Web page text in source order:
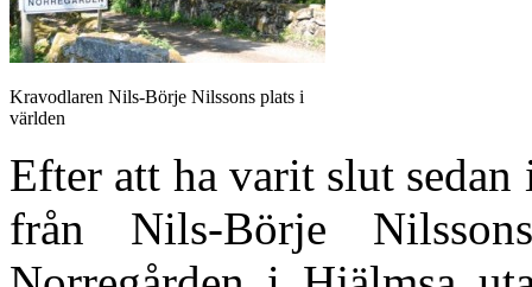
Kravodlaren Nils-Börje Nilssons plats i
världen
Efter att ha varit slut sedan
från Nils-Börje